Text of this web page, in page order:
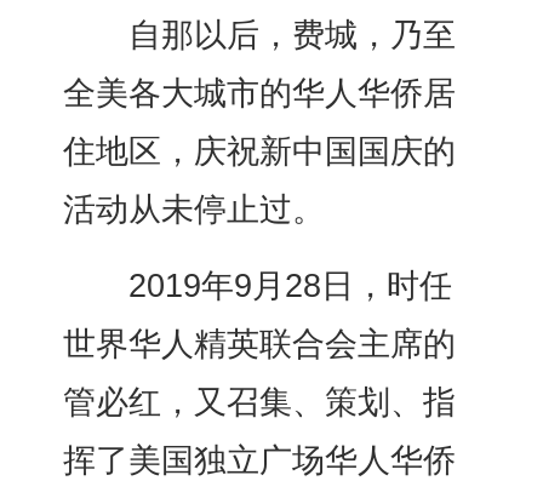
自那以后，费城，乃至
全美各大城市的华人华侨居
住地区，庆祝新中国国庆的
活动从未停止过。
2019年9月28日，时任
世界华人精英联合会主席的
管必红，又召集、策划、指
挥了美国独立广场华人华侨